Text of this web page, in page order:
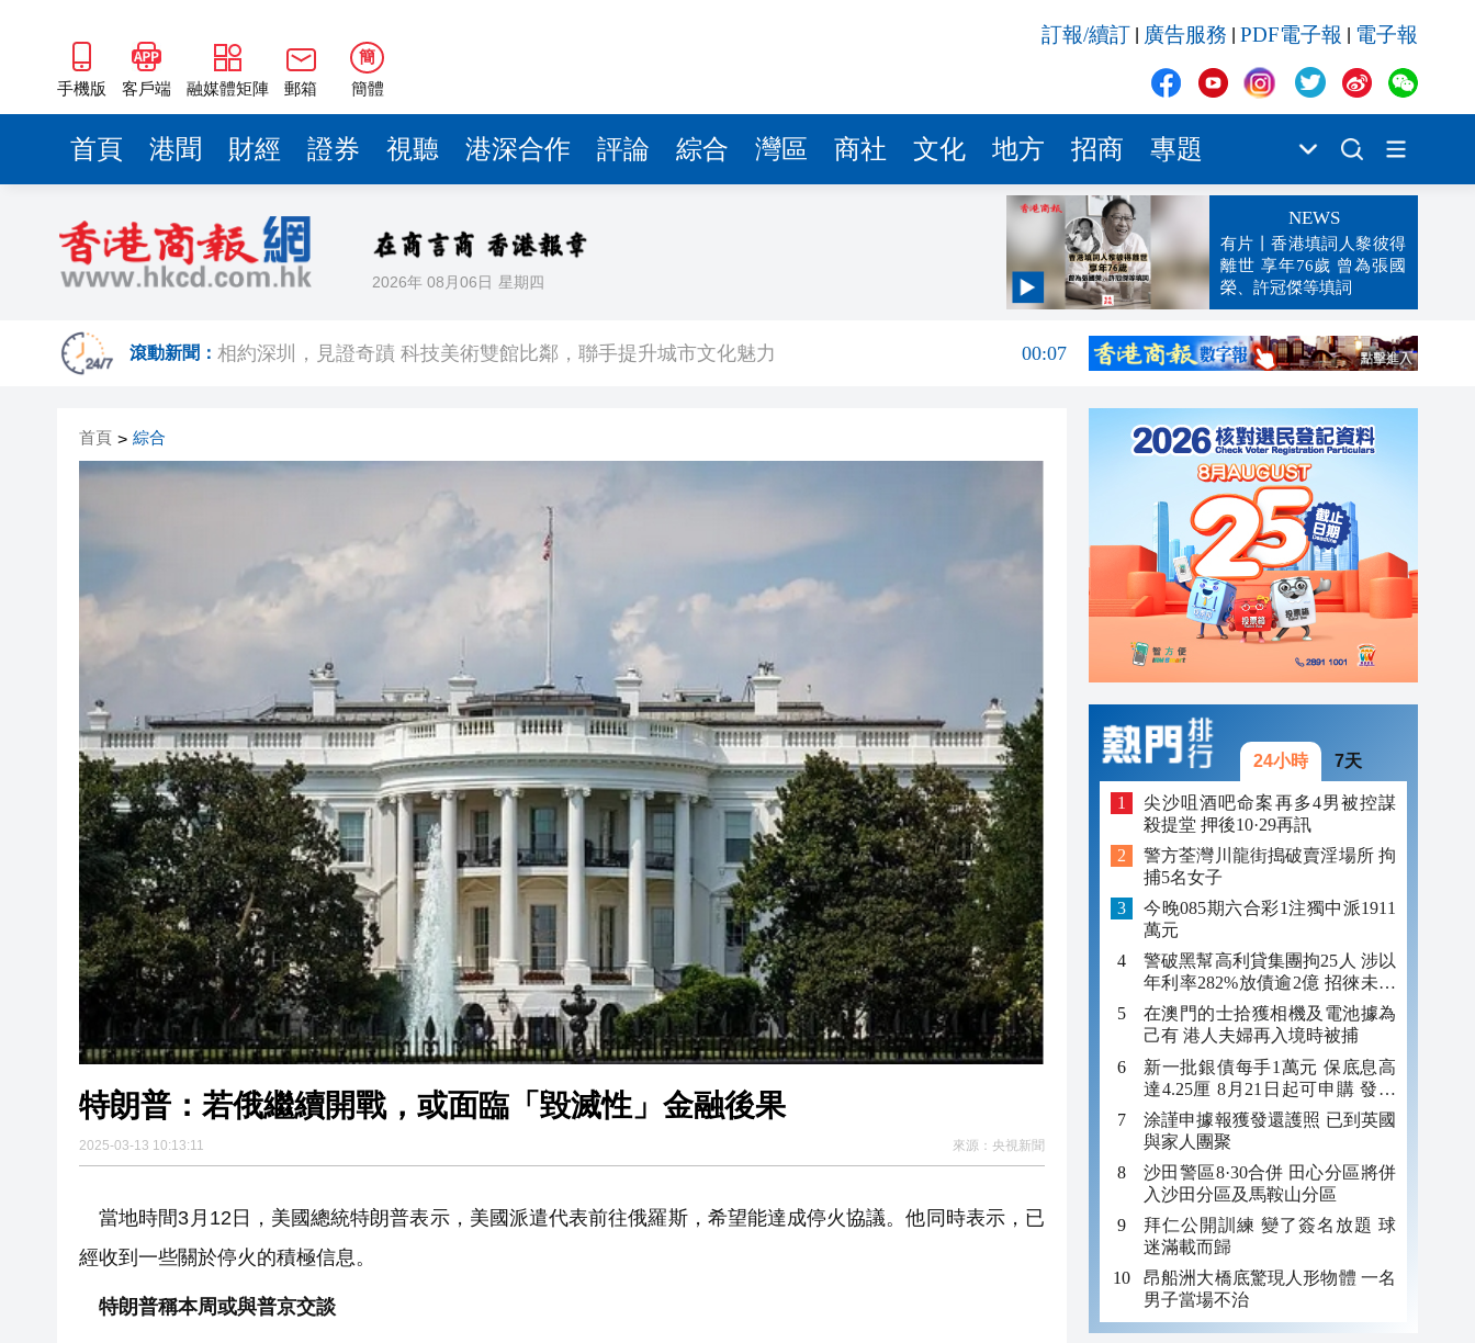
手機版 客戶端 融媒體矩陣 郵箱
簡
簡體
訂報/續訂 廣告服務 PDF電子報 電子報
首頁 港聞 財經 證券 視聽 港深合作 評論 綜合 灣區 商社 文化 地方 招商 專題
2026年 08月06日 星期四
NEWS
有片丨香港填詞人黎彼得
離世 享年76歲 曾為張國
榮、許冠傑等填詞
滾動新聞：
00:19
相約深圳，見證奇蹟 科技美術雙館比鄰，聯手提升城市文化魅力
00:07
有片丨孕婦羊水破裂即將臨盆 正遇晚高峰 情況危急 鐵騎交警一路開道護送
東涌巴士撞電單車 巴士司機涉危駕被捕
有片丨清淡不等於吃素！ 清淡飲食正在毀掉很多老人的晚年健康
首頁 > 綜合
特朗普：若俄繼續開戰，或面臨「毀滅性」金融後果
2025-03-13 10:13:11 來源： 央視新聞
當地時間3月12日，美國總統特朗普表示，美國派遣代表前往俄羅斯，希望能達成停火協議。他同時表示，已
經收到一些關於停火的積極信息。
特朗普稱本周或與普京交談
24小時 7天
尖沙咀酒吧命案再多4男被控謀
殺提堂 押後10·29再訊
警方荃灣川龍街搗破賣淫場所 拘
捕5名女子
今晚085期六合彩1注獨中派1911
萬元
警破黑幫高利貸集團拘25人 涉以
年利率282%放債逾2億 招徠未成
年追數
在澳門的士拾獲相機及電池據為
己有 港人夫婦再入境時被捕
新一批銀債每手1萬元 保底息高
達4.25厘 8月21日起可申購 發行
金額最多550億
涂謹申據報獲發還護照 已到英國
與家人團聚
沙田警區8·30合併 田心分區將併
入沙田分區及馬鞍山分區
拜仁公開訓練 變了簽名放題 球
迷滿載而歸
昂船洲大橋底驚現人形物體 一名
男子當場不治